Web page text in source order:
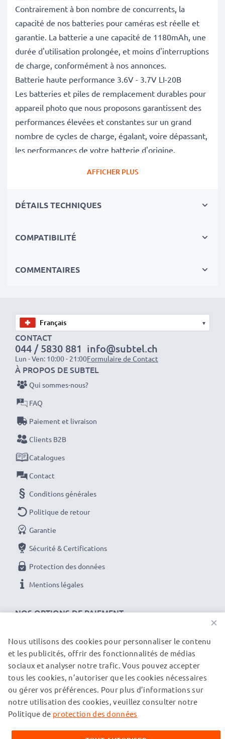
Contrairement à bon nombre de concurrents, la
capacité de nos batteries pour caméras est réelle et
garantie. La batterie a une capacité de 1180mAh, une
durée d'utilisation prolongée, et moins d'interruptions
de charge, conformément à nos annonces.
Batterie haute performance 3.6V - 3.7V LI-20B
Les batteries et piles de remplacement durables pour
appareil photo que nous proposons garantissent des
performances élevées et constantes sur un grand
nombre de cycles de charge, égalant, voire dépassant,
les performances de votre batterie d'origine.
caméras on fait l'objet de contrôles de qualité stricts
de les dépasser.
secondaires, de secours, de rechange, de réserve ou
supplémentaires pour les professionnels et les
amateurs.
Optez pour CELLONIC et ne faites aucun compromis
sur la qualité. Passez votre commande dès maintenant
!
AFFICHER PLUS
DÉTAILS TECHNIQUES
COMPATIBILITÉ
COMMENTAIRES
▾
CONTACT
044 / 5830 881
Lun - Ven: 10:00 - 21:00
info@subtel.ch
Formulaire de Contact
NOS OPTIONS DE PAIEMENT
À PROPOS DE SUBTEL
Qui sommes-nous?
FAQ
Paiement et livraison
Clients B2B
Catalogues
Contact
Conditions générales
Politique de retour
Garantie
Sécurité & Certifications
Protection des données
Mentions légales
NOS PARTENAIRES DE LIVRAISON
© subtel.ch 2026
Tous les prix incluent la TVA et excluent les frais de port.
Veuillez noter que toutes les marques citées sont des
mentionnées sur nos pages web uniquement pour fournir des
×
Nous utilisons des cookies pour personnaliser le contenu
et les publicités, offrir des fonctionnalités de médias
sociaux et analyser notre trafic. Vous pouvez accepter
tous les cookies, n’autoriser que les cookies nécessaires
ou gérer vos préférences. Pour plus d’informations sur
notre utilisation des cookies, veuillez consulter notre
Politique de protection des données